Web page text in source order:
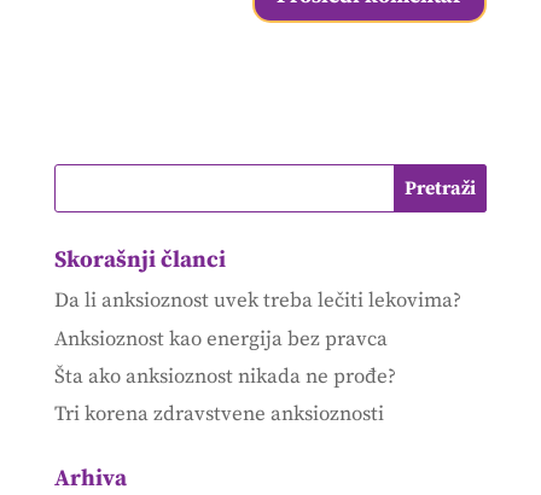
Skorašnji članci
Da li anksioznost uvek treba lečiti lekovima?
Anksioznost kao energija bez pravca
Šta ako anksioznost nikada ne prođe?
Tri korena zdravstvene anksioznosti
Arhiva